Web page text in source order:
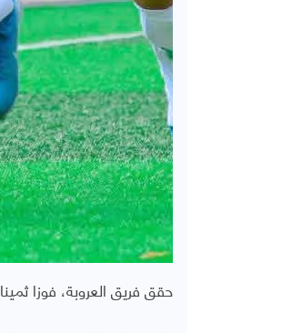
حقق فريق العروبة، فوزا